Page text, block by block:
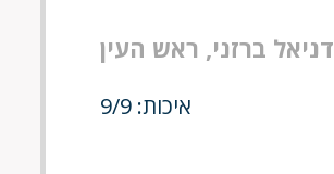
דניאל ברזני, ראש העין
איכות: 9/9